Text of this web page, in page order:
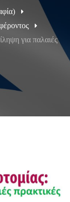
για παλαιές